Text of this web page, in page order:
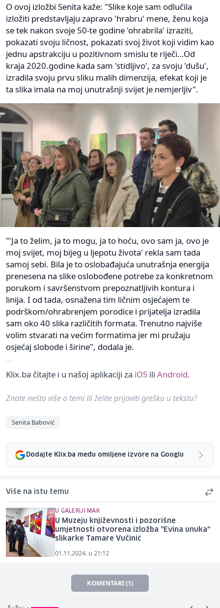
O ovoj izložbi Senita kaže: "Slike koje sam odlučila
izložiti predstavljaju zapravo 'hrabru' mene, ženu koja
se tek nakon svoje 50-te godine 'ohrabrila' izraziti,
pokazati svoju ličnost, pokazati svoj život koji vidim kao
jednu apstrakciju u pozitivnom smislu te riječi…Od
kraja 2020.godine kada sam 'stidljivo', za svoju 'dušu',
izradila svoju prvu sliku malih dimenzija, efekat koji je
ta slika imala na moj unutrašnji svijet je nemjerljiv".
"'Ja to želim, ja to mogu, ja to hoću, ovo sam ja, ovo je
moj svijet, moj bijeg u ljepotu života' rekla sam tada
samoj sebi. Bila je to oslobađajuća unutrašnja energija
prenesena na slike oslobođene potrebe za konkretnom
porukom i savršenstvom prepoznatljivih kontura i
linija. I od tada, osnažena tim ličnim osjećajem te
podrškom/ohrabrenjem porodice i prijatelja izradila
sam oko 40 slika različitih formata. Trenutno najviše
volim stvarati na većim formatima jer mi pružaju
osjećaj slobode i širine", dodala je.
Klix.ba čitajte i u našoj aplikaciji za iOS ili Android.
Znate nešto više o temi ili želite prijaviti grešku u tekstu?
Senita Babović
Dodajte Klix.ba među omiljene izvore na Googlu
Više na istu temu
U GALERIJI MAK
U Muzeju književnosti i pozorišne
umjetnosti otvorena izložba "Evina unuka"
slikarke Tamare Vučinić
01.11.2024. u 21:12
KOMENTARI (1)